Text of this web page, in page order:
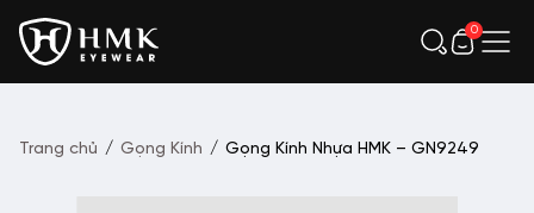
0
Trang chủ / Gọng Kính / Gọng Kính Nhựa HMK – GN9249